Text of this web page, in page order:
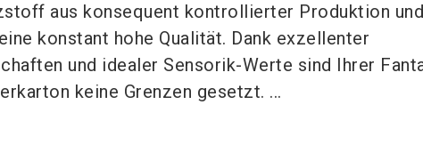
aus konsequent kontrollierter Produktion
konstant hohe Qualität. Dank exzellenter
und idealer Sensorik-Werte sind Ihrer
keine Grenzen gesetzt. ...